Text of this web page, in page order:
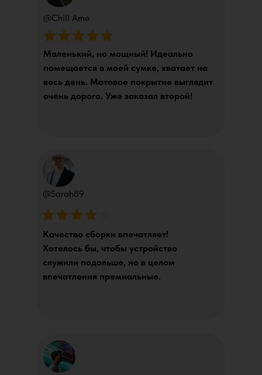
@Sarah89
Качество сборки впечатляет!
Хотелось бы, чтобы устройство
служили подольше, но в целом
впечатления премиальные.
@Chill Ame
Маленький, но мощный! Идеально
помещается в моей сумке, хватает на
весь день. Матовое покрытие выглядит
очень дорого. Уже заказал второй!